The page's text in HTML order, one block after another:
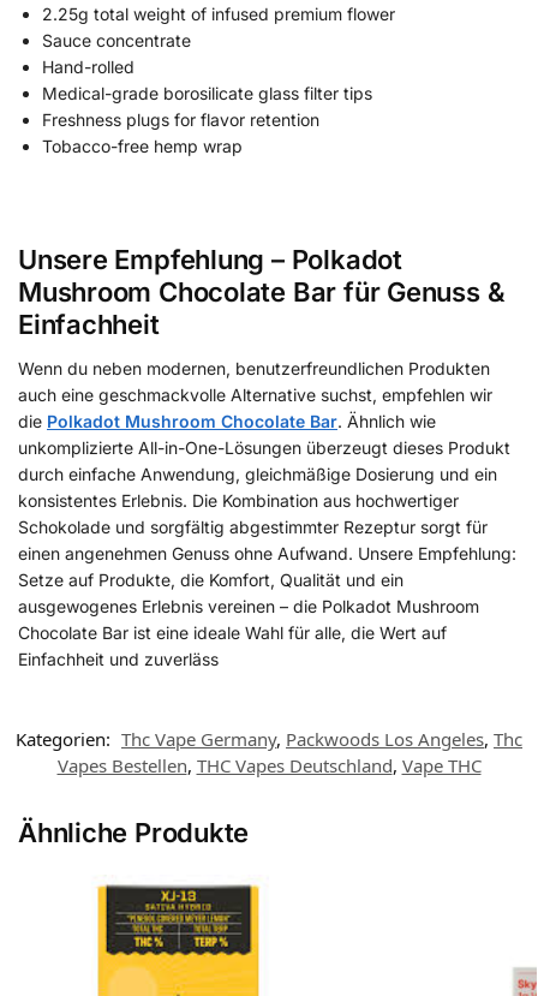
2.25g total weight of infused premium flower
Sauce concentrate
Hand-rolled
Medical-grade borosilicate glass filter tips
Freshness plugs for flavor retention
Tobacco-free hemp wrap
Unsere Empfehlung – Polkadot
Mushroom Chocolate Bar für Genuss &
Einfachheit
Wenn du neben modernen, benutzerfreundlichen Produkten
auch eine geschmackvolle Alternative suchst, empfehlen wir
die Polkadot Mushroom Chocolate Bar. Ähnlich wie
unkomplizierte All-in-One-Lösungen überzeugt dieses Produkt
durch einfache Anwendung, gleichmäßige Dosierung und ein
konsistentes Erlebnis. Die Kombination aus hochwertiger
Schokolade und sorgfältig abgestimmter Rezeptur sorgt für
einen angenehmen Genuss ohne Aufwand. Unsere Empfehlung:
Setze auf Produkte, die Komfort, Qualität und ein
ausgewogenes Erlebnis vereinen – die Polkadot Mushroom
Chocolate Bar ist eine ideale Wahl für alle, die Wert auf
Einfachheit und zuverläss
Kategorien: Thc Vape Germany, Packwoods Los Angeles, Thc
Vapes Bestellen, THC Vapes Deutschland, Vape THC
Ähnliche Produkte